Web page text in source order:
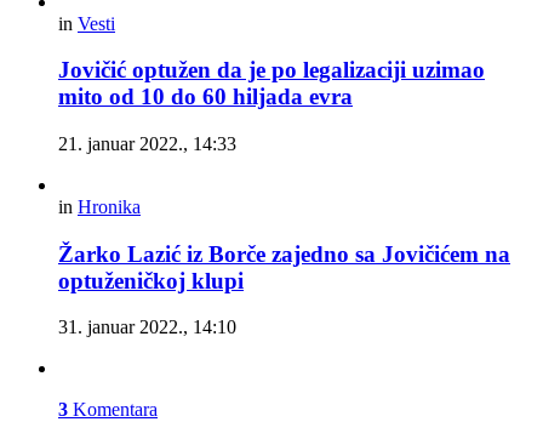
in Vesti
Jovičić optužen da je po legalizaciji uzimao
mito od 10 do 60 hiljada evra
21. januar 2022., 14:33
in Hronika
Žarko Lazić iz Borče zajedno sa Jovičićem na
optuženičkoj klupi
31. januar 2022., 14:10
3 Komentara